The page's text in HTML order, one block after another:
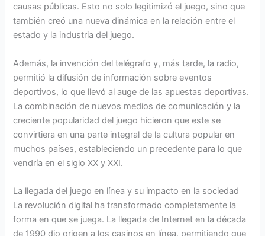
causas públicas. Esto no solo legitimizó el juego, sino que
también creó una nueva dinámica en la relación entre el
estado y la industria del juego.
Además, la invención del telégrafo y, más tarde, la radio,
permitió la difusión de información sobre eventos
deportivos, lo que llevó al auge de las apuestas deportivas.
La combinación de nuevos medios de comunicación y la
creciente popularidad del juego hicieron que este se
convirtiera en una parte integral de la cultura popular en
muchos países, estableciendo un precedente para lo que
vendría en el siglo XX y XXI.
La llegada del juego en línea y su impacto en la sociedad
La revolución digital ha transformado completamente la
forma en que se juega. La llegada de Internet en la década
de 1990 dio origen a los casinos en línea, permitiendo que